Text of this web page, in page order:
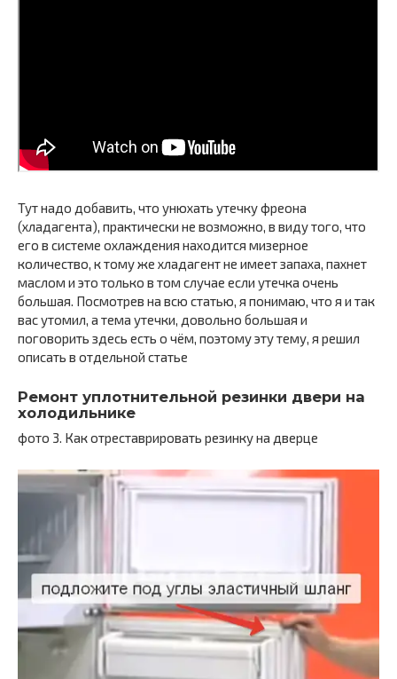
Тут надо добавить, что унюхать утечку фреона
(хладагента), практически не возможно, в виду того, что
его в системе охлаждения находится мизерное
количество, к тому же хладагент не имеет запаха, пахнет
маслом и это только в том случае если утечка очень
большая. Посмотрев на всю статью, я понимаю, что я и так
вас утомил, а тема утечки, довольно большая и
поговорить здесь есть о чём, поэтому эту тему, я решил
описать в отдельной статье
Ремонт уплотнительной резинки двери на
холодильнике
фото 3. Как отреставрировать резинку на дверце